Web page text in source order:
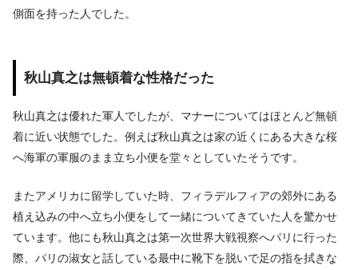
側面を持った人でした。
秋山真之は無頓着な性格だった
秋山真之は優れた軍人でしたが、マナーについてはほとんど無頓
着に近い状態でした。例えば秋山真之は家の近くにある大きな桜
へ海軍の軍服のまま立ち小便を堂々としていたそうです。
またアメリカに留学していた時、フィラデルフィアの郊外にある
植え込みの中へ立ち小便をして一緒についてきていた人を驚かせ
ています。他にも秋山真之は第一次世界大戦視察へパリに行った
際、パリの淑女と話している最中に靴下を脱いで足の指を拭きな